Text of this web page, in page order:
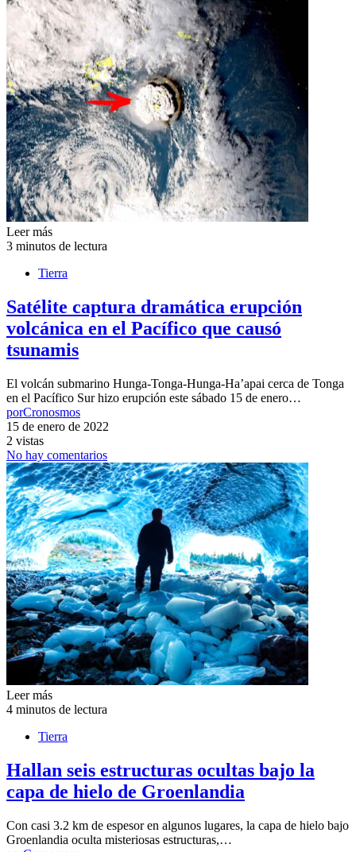
Leer más
3 minutos de lectura
Tierra
Satélite captura dramática erupción
volcánica en el Pacífico que causó
tsunamis
El volcán submarino Hunga-Tonga-Hunga-Ha’apai cerca de Tonga
en el Pacífico Sur hizo erupción este sábado 15 de enero…
porCronosmos
15 de enero de 2022
2 vistas
No hay comentarios
Leer más
4 minutos de lectura
Tierra
Hallan seis estructuras ocultas bajo la
capa de hielo de Groenlandia
Con casi 3.2 km de espesor en algunos lugares, la capa de hielo bajo
Groenlandia oculta misteriosas estructuras,…